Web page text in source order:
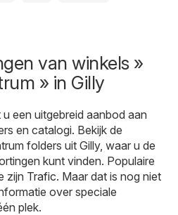
van winkels »
» in Gilly
een uitgebreid aanbod aan
en catalogi. Bekijk de
folders uit Gilly, waar u de
kunt vinden. Populaire
zijn Trafic. Maar dat is nog niet
over speciale
plek.